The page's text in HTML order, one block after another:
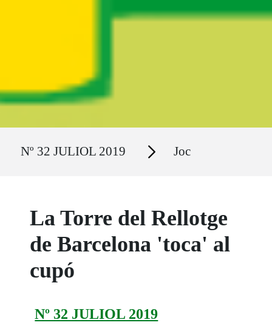
Nº 32 JULIOL 2019 Secciones Joc
La Torre del Rellotge
de Barcelona 'toca' al
cupó
Nº 32 JULIOL 2019